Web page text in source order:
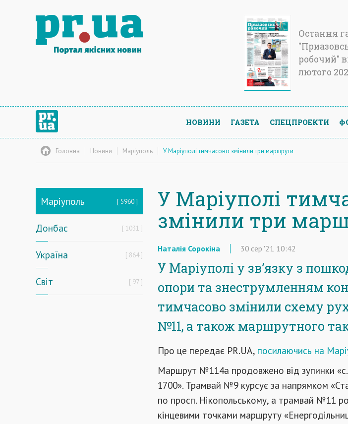
Остання
робочий"
лютого
НОВИНИ ГАЗЕТА СПЕЦПРОЕКТИ
Головна Новини Маріуполь У Маріуполі тимчасово змінили три маршрути
Маріуполь 5960
Донбас 1031
Україна 864
Світ 97
У Маріуполі
змінили три
Наталія Сорокіна 30 сер '21 10:42
У Маріуполі у зв’язку з
опори та знеструмленням
тимчасово змінили схему
№11, а також маршрутного
Про це передає PR.UA, посилаючись на
Маршрут №114а продовжено від зупинки
1700». Трамвай №9 курсує за напрямком
по просп. Нікопольському, а трамвай №11
кінцевими точками маршруту